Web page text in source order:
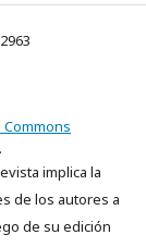
.
implica la
de los autores a
de su edición